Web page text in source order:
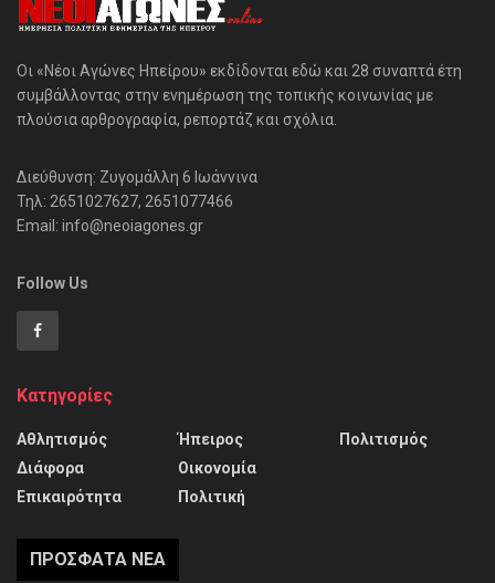
Οι «Νέοι Αγώνες Ηπείρου» εκδίδονται εδώ και 28 συναπτά έτη
συμβάλλοντας στην ενημέρωση της τοπικής κοινωνίας με
πλούσια αρθρογραφία, ρεπορτάζ και σχόλια.
Διεύθυνση: Ζυγομάλλη 6 Ιωάννινα
Τηλ: 2651027627, 2651077466
Email: info@neoiagones.gr
Follow Us
Κατηγορίες
Αθλητισμός
Διάφορα
Επικαιρότητα
Ήπειρος
Οικονομία
Πολιτική
Πολιτισμός
ΠΡΌΣΦΑΤΑ ΝΈΑ